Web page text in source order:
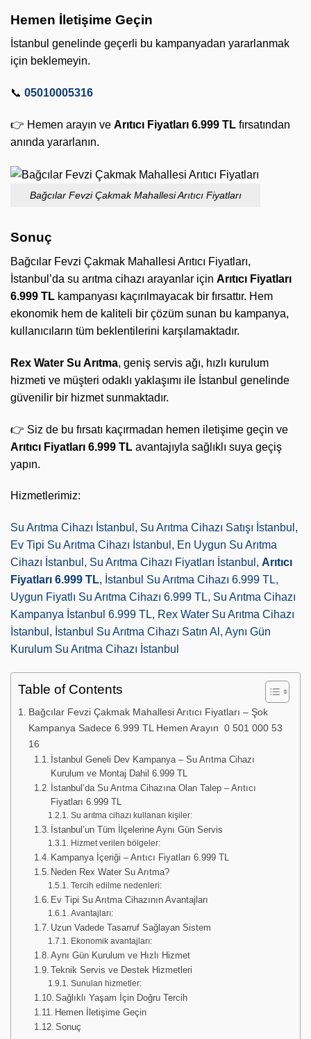
Hemen İletişime Geçin
İstanbul genelinde geçerli bu kampanyadan yararlanmak
için beklemeyin.
📞 05010005316
👉 Hemen arayın ve Arıtıcı Fiyatları 6.999 TL fırsatından
anında yararlanın.
Bağcılar Fevzi Çakmak Mahallesi Arıtıcı Fiyatları
Sonuç
Bağcılar Fevzi Çakmak Mahallesi Arıtıcı Fiyatları,
İstanbul’da su arıtma cihazı arayanlar için Arıtıcı Fiyatları
6.999 TL kampanyası kaçırılmayacak bir fırsattır. Hem
ekonomik hem de kaliteli bir çözüm sunan bu kampanya,
kullanıcıların tüm beklentilerini karşılamaktadır.
Rex Water Su Arıtma, geniş servis ağı, hızlı kurulum
hizmeti ve müşteri odaklı yaklaşımı ile İstanbul genelinde
güvenilir bir hizmet sunmaktadır.
👉 Siz de bu fırsatı kaçırmadan hemen iletişime geçin ve
Arıtıcı Fiyatları 6.999 TL avantajıyla sağlıklı suya geçiş
yapın.
Hizmetlerimiz:
Su Arıtma Cihazı İstanbul, Su Arıtma Cihazı Satışı İstanbul,
Ev Tipi Su Arıtma Cihazı İstanbul, En Uygun Su Arıtma
Cihazı İstanbul, Su Arıtma Cihazı Fiyatları İstanbul, Arıtıcı
Fiyatları 6.999 TL, İstanbul Su Arıtma Cihazı 6.999 TL,
Uygun Fiyatlı Su Arıtma Cihazı 6.999 TL, Su Arıtma Cihazı
Kampanya İstanbul 6.999 TL, Rex Water Su Arıtma Cihazı
İstanbul, İstanbul Su Arıtma Cihazı Satın Al, Aynı Gün
Kurulum Su Arıtma Cihazı İstanbul
Table of Contents
Bağcılar Fevzi Çakmak Mahallesi Arıtıcı Fiyatları – Şok
Kampanya Sadece 6.999 TL Hemen Arayın 0 501 000 53
16
İstanbul Geneli Dev Kampanya – Su Arıtma Cihazı
Kurulum ve Montaj Dahil 6.999 TL
İstanbul’da Su Arıtma Cihazına Olan Talep – Arıtıcı
Fiyatları 6.999 TL
Su arıtma cihazı kullanan kişiler:
İstanbul’un Tüm İlçelerine Aynı Gün Servis
Hizmet verilen bölgeler:
Kampanya İçeriği – Arıtıcı Fiyatları 6.999 TL
Neden Rex Water Su Arıtma?
Tercih edilme nedenleri:
Ev Tipi Su Arıtma Cihazının Avantajları
Avantajları:
Uzun Vadede Tasarruf Sağlayan Sistem
Ekonomik avantajları:
Aynı Gün Kurulum ve Hızlı Hizmet
Teknik Servis ve Destek Hizmetleri
Sunulan hizmetler:
Sağlıklı Yaşam İçin Doğru Tercih
Hemen İletişime Geçin
Sonuç